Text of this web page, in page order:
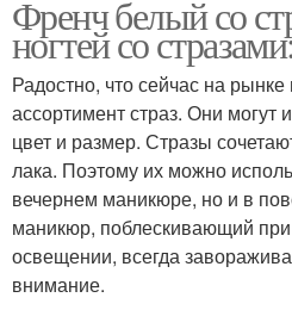
Френч белый со
ногтей со
Радостно, что сейчас на
ассортимент страз. Они могут
цвет и размер. Стразы
лака. Поэтому их можно
вечернем маникюре, но и в
маникюр, поблескивающий
освещении, всегда
внимание.